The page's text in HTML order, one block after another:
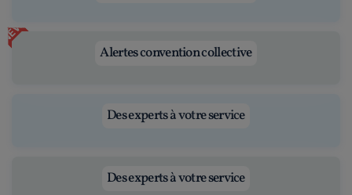
NEW
Alertes convention collective
Des experts à votre service
Des experts à votre service